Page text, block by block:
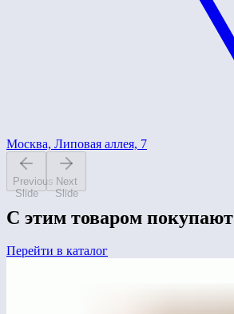
Москва, Липовая аллея, 7
Previous
Slide
Next
Slide
С этим товаром покупают
Перейти в каталог